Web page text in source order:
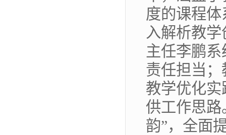
度的课程
入解析教
主任李鹏
责任担当
教学优化
供工作思路
韵”，全面